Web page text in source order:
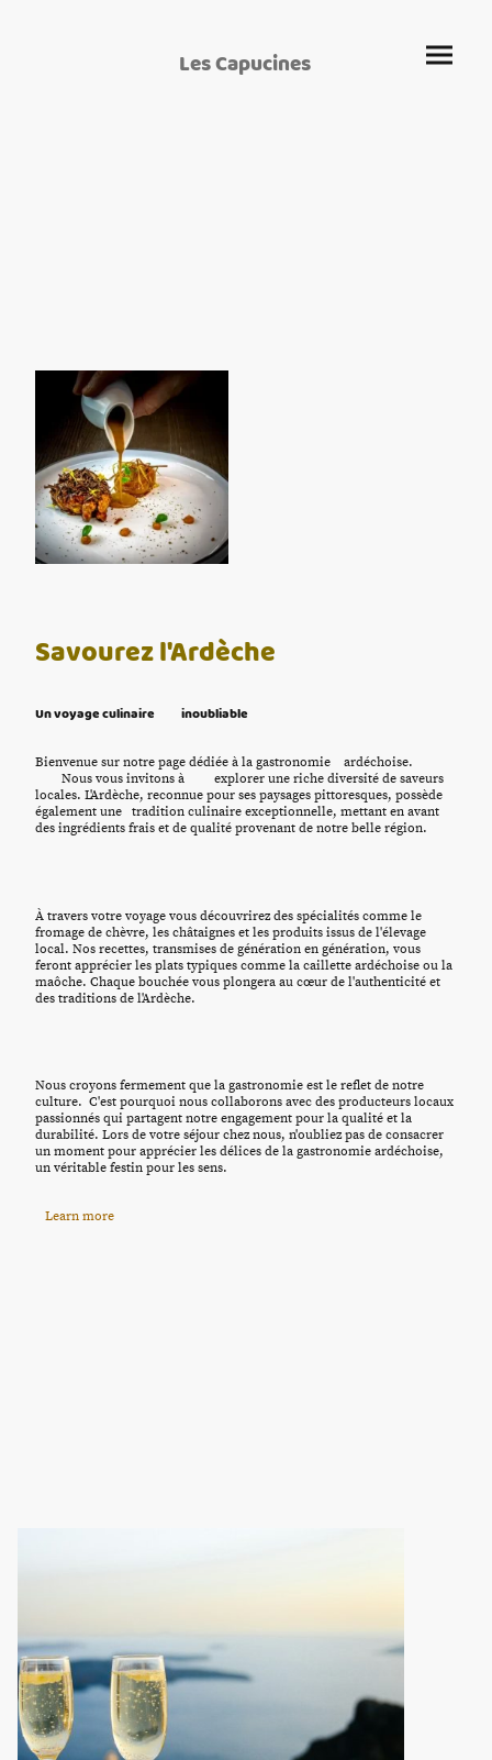
Les Capucines
Savourez l'Ardèche
Un voyage culinaire inoubliable
Bienvenue sur notre page dédiée à la gastronomie ardéchoise.
Nous vous invitons à explorer une riche diversité de saveurs
locales. L'Ardèche, reconnue pour ses paysages pittoresques, possède
également une tradition culinaire exceptionnelle, mettant en avant
des ingrédients frais et de qualité provenant de notre belle région.
À travers votre voyage vous découvrirez des spécialités comme le
fromage de chèvre, les châtaignes et les produits issus de l'élevage
local. Nos recettes, transmises de génération en génération, vous
feront apprécier les plats typiques comme la caillette ardéchoise ou la
maôche. Chaque bouchée vous plongera au cœur de l'authenticité et
des traditions de l'Ardèche.
Nous croyons fermement que la gastronomie est le reflet de notre
culture. C'est pourquoi nous collaborons avec des producteurs locaux
passionnés qui partagent notre engagement pour la qualité et la
durabilité. Lors de votre séjour chez nous, n'oubliez pas de consacrer
un moment pour apprécier les délices de la gastronomie ardéchoise,
un véritable festin pour les sens.
Learn more